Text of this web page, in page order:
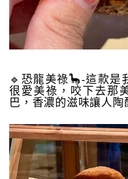
🔹恐龍美祿🦕-這款是
很愛美祿，咬下去那
巴，香濃的滋味讓人